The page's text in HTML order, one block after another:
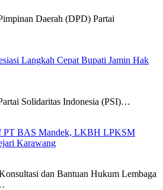
Daerah (DPD) Partai
Langkah Cepat Bupati Jamin Hak
Solidaritas Indonesia (PSI)…
PT BAS Mandek, LKBH LPKSM
Karawang
dan Bantuan Hukum Lembaga